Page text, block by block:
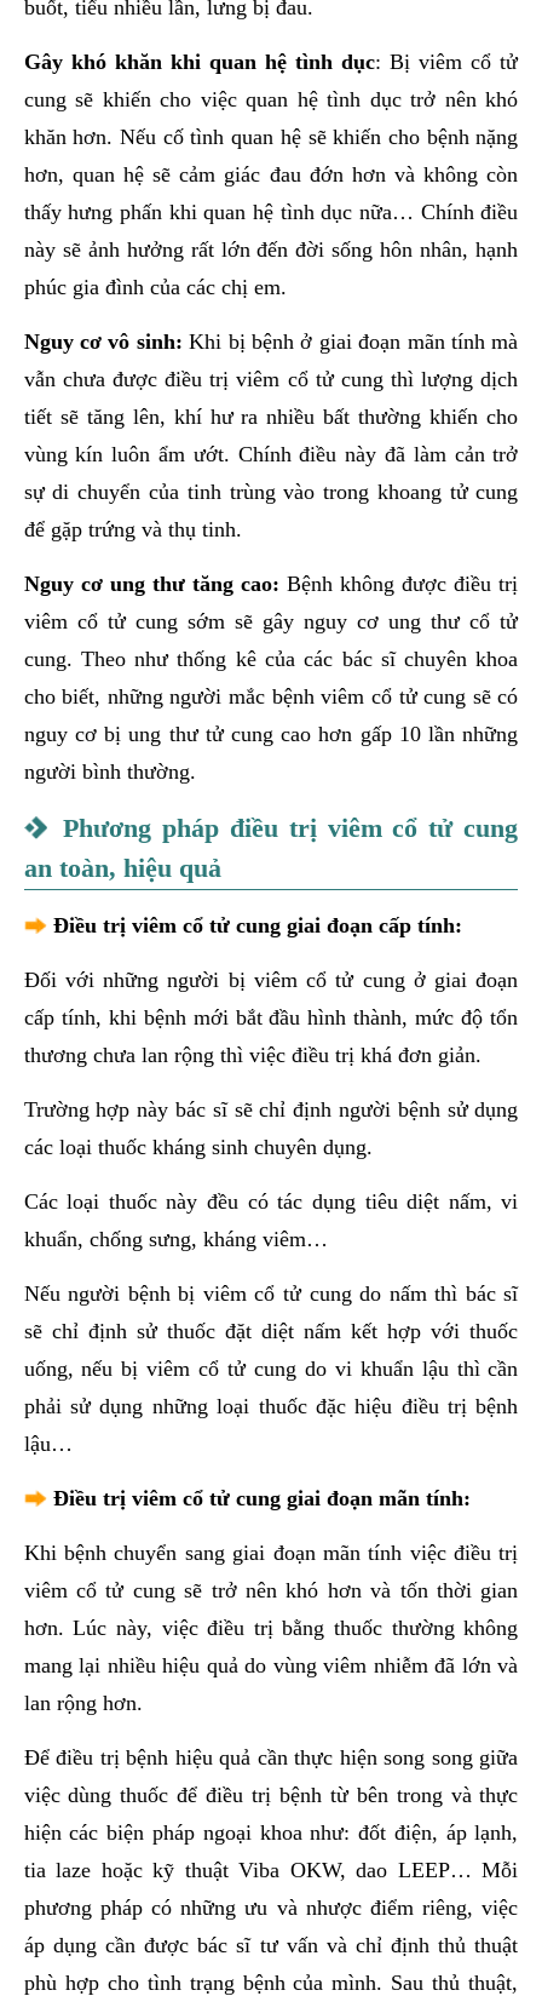
buốt, tiểu nhiều lần, lưng bị đau.
Gây khó khăn khi quan hệ tình dục: Bị viêm cổ tử
cung sẽ khiến cho việc quan hệ tình dục trở nên khó
khăn hơn. Nếu cố tình quan hệ sẽ khiến cho bệnh nặng
hơn, quan hệ sẽ cảm giác đau đớn hơn và không còn
thấy hưng phấn khi quan hệ tình dục nữa… Chính điều
này sẽ ảnh hưởng rất lớn đến đời sống hôn nhân, hạnh
phúc gia đình của các chị em.
Nguy cơ vô sinh:Khi bị bệnh ở giai đoạn mãn tính mà
vẫn chưa được điều trị viêm cổ tử cung thì lượng dịch
tiết sẽ tăng lên, khí hư ra nhiều bất thường khiến cho
vùng kín luôn ẩm ướt. Chính điều này đã làm cản trở
sự di chuyển của tinh trùng vào trong khoang tử cung
để gặp trứng và thụ tinh.
Nguy cơ ung thư tăng cao: Bệnh không được điều trị
viêm cổ tử cung sớm sẽ gây nguy cơ ung thư cổ tử
cung. Theo như thống kê của các bác sĩ chuyên khoa
cho biết, những người mắc bệnh viêm cổ tử cung sẽ có
nguy cơ bị ung thư tử cung cao hơn gấp 10 lần những
người bình thường.
Phương pháp điều trị viêm cổ tử cung
an toàn, hiệu quả
Điều trị viêm cổ tử cung giai đoạn cấp tính:
Đối với những người bị viêm cổ tử cung ở giai đoạn
cấp tính, khi bệnh mới bắt đầu hình thành, mức độ tổn
thương chưa lan rộng thì việc điều trị khá đơn giản.
Trường hợp này bác sĩ sẽ chỉ định người bệnh sử dụng
các loại thuốc kháng sinh chuyên dụng.
Các loại thuốc này đều có tác dụng tiêu diệt nấm, vi
khuẩn, chống sưng, kháng viêm…
Nếu người bệnh bị viêm cổ tử cung do nấm thì bác sĩ
sẽ chỉ định sử thuốc đặt diệt nấm kết hợp với thuốc
uống, nếu bị viêm cổ tử cung do vi khuẩn lậu thì cần
phải sử dụng những loại thuốc đặc hiệu điều trị bệnh
lậu…
Điều trị viêm cổ tử cung giai đoạn mãn tính:
Khi bệnh chuyển sang giai đoạn mãn tính việc điều trị
viêm cổ tử cung sẽ trở nên khó hơn và tốn thời gian
hơn. Lúc này, việc điều trị bằng thuốc thường không
mang lại nhiều hiệu quả do vùng viêm nhiễm đã lớn và
lan rộng hơn.
Để điều trị bệnh hiệu quả cần thực hiện song song giữa
việc dùng thuốc để điều trị bệnh từ bên trong và thực
hiện các biện pháp ngoại khoa như: đốt điện, áp lạnh,
tia laze hoặc kỹ thuật Viba OKW, dao LEEP… Mỗi
phương pháp có những ưu và nhược điểm riêng, việc
áp dụng cần được bác sĩ tư vấn và chỉ định thủ thuật
phù hợp cho tình trạng bệnh của mình. Sau thủ thuật,